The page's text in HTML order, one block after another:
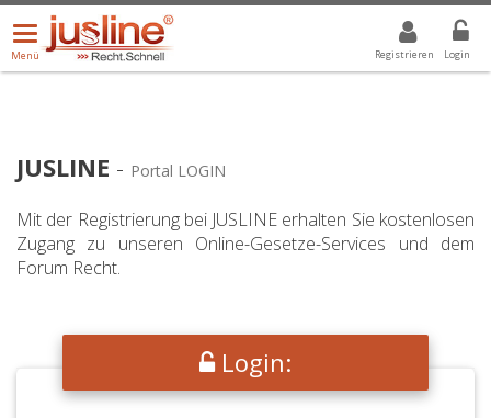
Registrieren Login
Menü
öffnen/schließen
Menü
ALLE DROPDOWN: GEWÄHLTER WERT IST ALLE
JUSLINE - Portal LOGIN
Mit der Registrierung bei JUSLINE erhalten Sie kostenlosen
Zugang zu unseren Online-Gesetze-Services und dem
Forum Recht.
Login: